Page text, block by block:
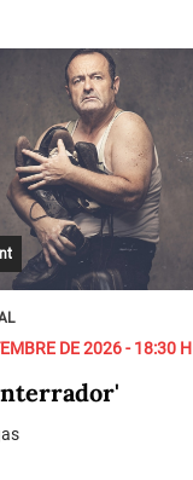
DE 2026 - 18:30 H